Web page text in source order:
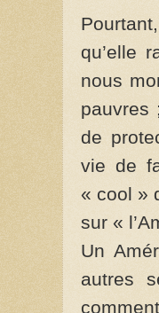
qu’elle
nous
pauvres
de
vie de
« cool »
sur «
Un
autres